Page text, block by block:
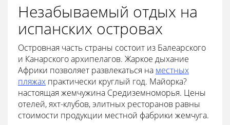
Незабываемый отдых на
испанских островах
Островная часть страны состоит из Балеарского
и Канарского архипелагов. Жаркое дыхание
Африки позволяет развлекаться на местных
пляжах практически круглый год. Майорка?
настоящая жемчужина Средиземноморья. Цены
отелей, яхт-клубов, элитных ресторанов равны
стоимости продукции местной фабрики жемчуга.